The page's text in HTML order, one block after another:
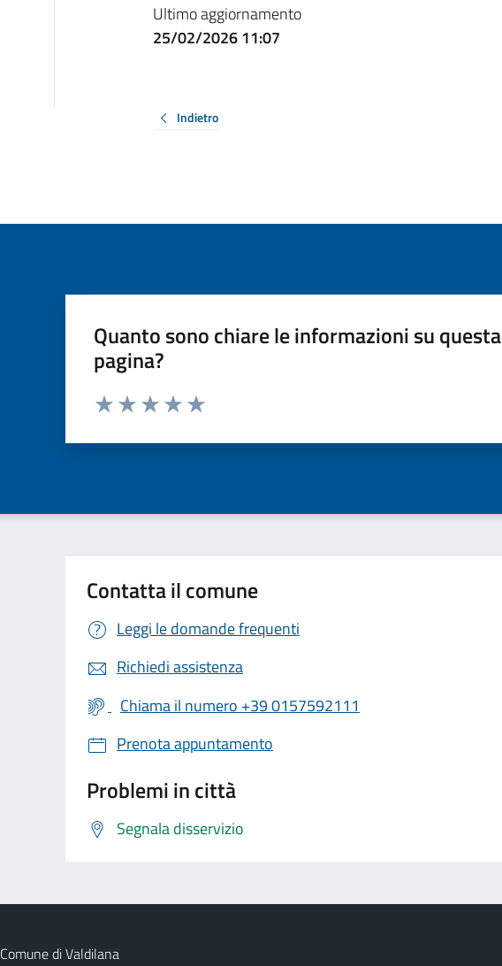
Ultimo aggiornamento
25/02/2026 11:07
Indietro
Quanto sono chiare le informazioni su questa
pagina?
Valuta da 1 a 5 stelle la pagina
Contatta il comune
Leggi le domande frequenti
Richiedi assistenza
Chiama il numero +39 0157592111
Prenota appuntamento
Problemi in città
Segnala disservizio
Comune di Valdilana